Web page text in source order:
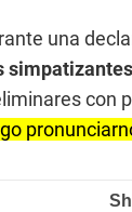
una
con